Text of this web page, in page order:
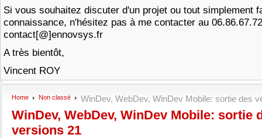
Si vous souhaitez discuter d'un projet ou tout simplement
connaissance, n'hésitez pas à me contacter au
contact[@]ennovsys.fr
A très bientôt,
Vincent ROY
Home Non classé WinDev, WebDev, WinDev Mobile: sortie des
WinDev, WebDev, WinDev Mobile: sortie
versions 21